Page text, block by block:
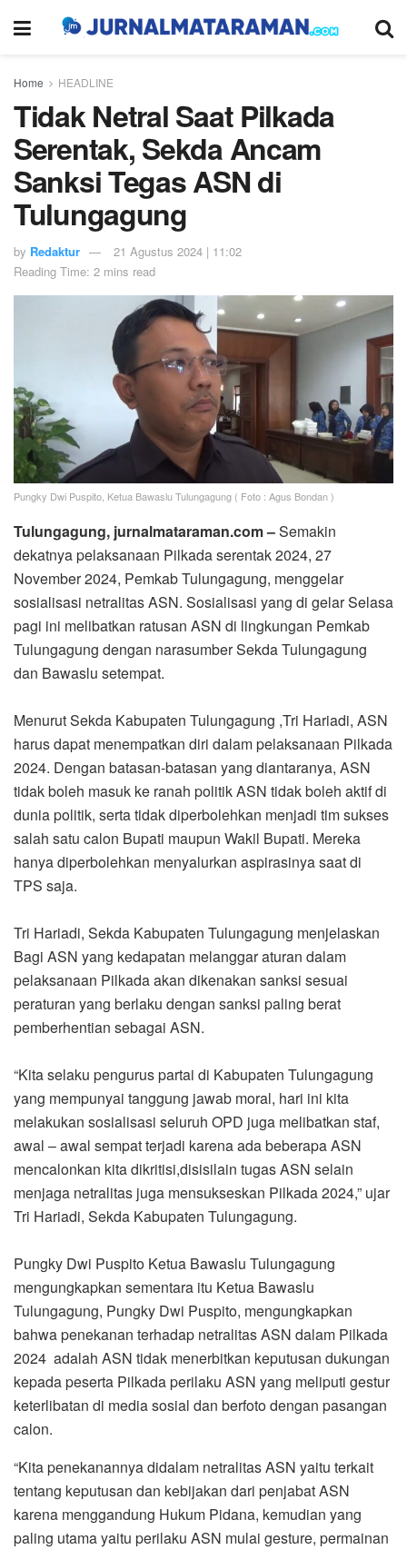
Home HEADLINE
Tidak Netral Saat Pilkada
Serentak, Sekda Ancam
Sanksi Tegas ASN di
Tulungagung
by Redaktur
21 Agustus 2024 | 11:02
Reading Time: 2 mins read
Pungky Dwi Puspito, Ketua Bawaslu Tulungagung ( Foto : Agus Bondan )
Tulungagung, jurnalmataraman.com –Semakin
dekatnya pelaksanaan Pilkada serentak 2024, 27
November 2024, Pemkab Tulungagung, menggelar
sosialisasi netralitas ASN. Sosialisasi yang di gelar Selasa
pagi ini melibatkan ratusan ASN di lingkungan Pemkab
Tulungagung dengan narasumber Sekda Tulungagung
dan Bawaslu setempat.
Menurut Sekda Kabupaten Tulungagung ,Tri Hariadi, ASN
harus dapat menempatkan diri dalam pelaksanaan Pilkada
2024. Dengan batasan-batasan yang diantaranya, ASN
tidak boleh masuk ke ranah politik ASN tidak boleh aktif di
dunia politik, serta tidak diperbolehkan menjadi tim sukses
salah satu calon Bupati maupun Wakil Bupati. Mereka
hanya diperbolehkan menyalurkan aspirasinya saat di
TPS saja.
Tri Hariadi, Sekda Kabupaten Tulungagung menjelaskan
Bagi ASN yang kedapatan melanggar aturan dalam
pelaksanaan Pilkada akan dikenakan sanksi sesuai
peraturan yang berlaku dengan sanksi paling berat
pemberhentian sebagai ASN.
“Kita selaku pengurus partai di Kabupaten Tulungagung
yang mempunyai tanggung jawab moral, hari ini kita
melakukan sosialisasi seluruh OPD juga melibatkan staf,
awal – awal sempat terjadi karena ada beberapa ASN
mencalonkan kita dikritisi,disisilain tugas ASN selain
menjaga netralitas juga mensukseskan Pilkada 2024,” ujar
Tri Hariadi, Sekda Kabupaten Tulungagung.
Pungky Dwi Puspito Ketua Bawaslu Tulungagung
mengungkapkan sementara itu Ketua Bawaslu
Tulungagung, Pungky Dwi Puspito, mengungkapkan
bahwa penekanan terhadap netralitas ASN dalam Pilkada
2024 adalah ASN tidak menerbitkan keputusan dukungan
kepada peserta Pilkada perilaku ASN yang meliputi gestur
keterlibatan di media sosial dan berfoto dengan pasangan
calon.
“Kita penekanannya didalam netralitas ASN yaitu terkait
tentang keputusan dan kebijakan dari penjabat ASN
karena menggandung Hukum Pidana, kemudian yang
paling utama yaitu perilaku ASN mulai gesture, permainan